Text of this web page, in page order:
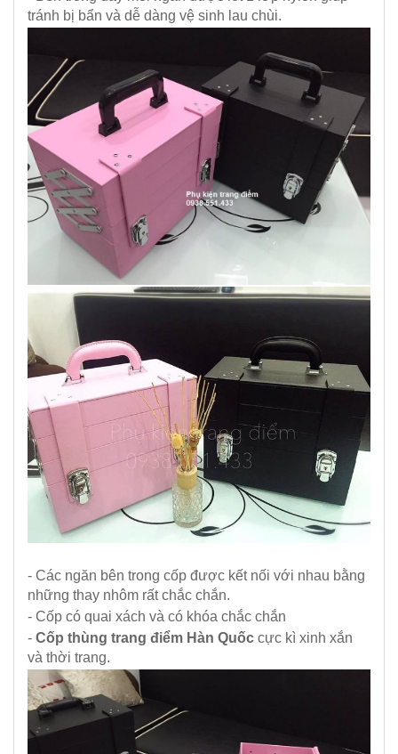
tránh bị bẩn và dễ dàng vệ sinh lau chùi.
- Các ngăn bên trong cốp được kết nối với nhau bằng
những thay nhôm rất chắc chắn.
- Cốp có quai xách và có khóa chắc chắn
- Cốp thùng trang điểm Hàn Quốc cực kì xinh xắn
và thời trang.